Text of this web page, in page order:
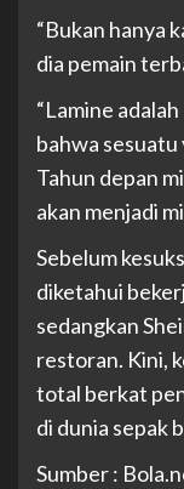
“Bukan hanya
dia pemain
“Lamine
bahwa sesuatu
Tahun depan
akan menjadi
Sebelum
diketahui
sedangkan
restoran. Kini,
total berkat
di dunia sepak
Sumber :